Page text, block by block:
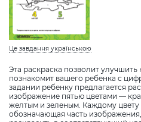
Це завдання українською
Эта раскраска позволит
познакомит вашего ребенка с
задании ребенку предлагается
изображение пятью цветами —
желтым и зеленым. Каждому цвету
обозначающая часть